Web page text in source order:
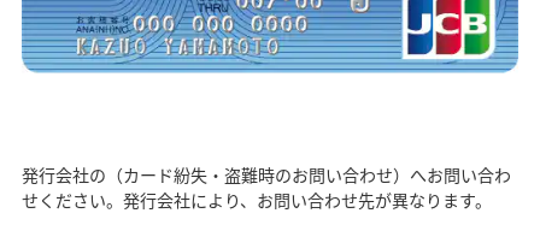
発行会社の（カード紛失・盗難時のお問い合わせ）へお問い合わ
せください。発行会社により、お問い合わせ先が異なります。